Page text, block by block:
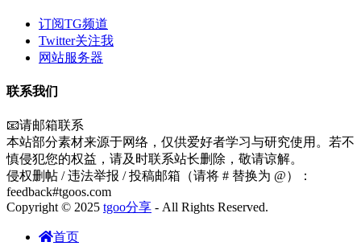
订阅TG频道
Twitter关注我
网站服务器
联系我们
📧请邮箱联系
本站部分素材来源于网络，仅供爱好者学习与研究使用。若不
慎侵犯您的权益，请及时联系站长删除，敬请谅解。
侵权删帖 / 违法举报 / 投稿邮箱（请将 # 替换为 @）：
feedback#tgoos.com
Copyright © 2025 tgoo分享 - All Rights Reserved.
首页